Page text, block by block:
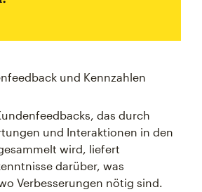
und Kennzahlen
das durch
und Interaktionen in den
wird, liefert
darüber, was
Verbesserungen nötig sind.